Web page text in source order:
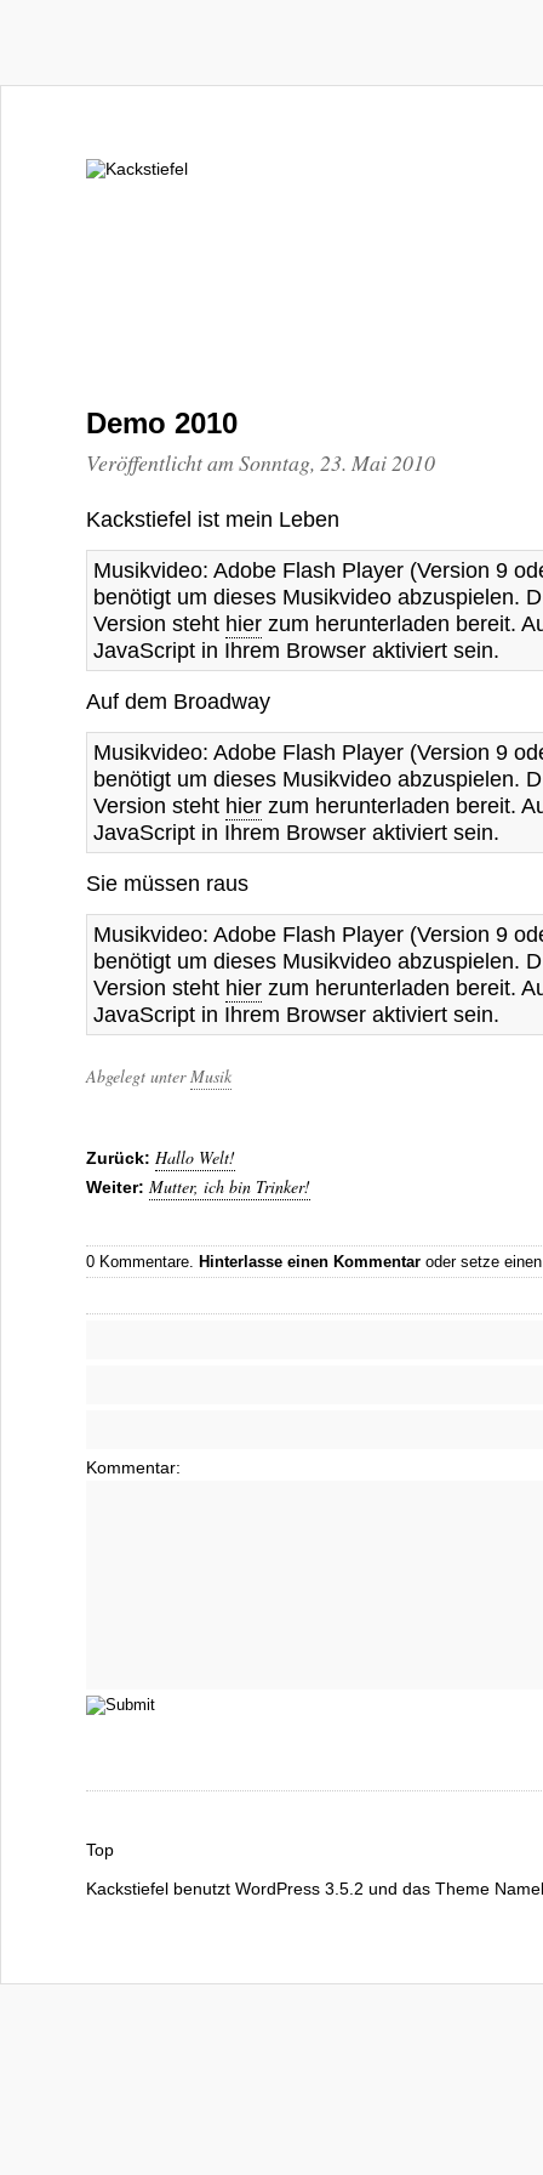
Demo 2010
Veröffentlicht am Sonntag, 23. Mai 2010
Kackstiefel ist mein Leben
Musikvideo: Adobe Flash Player (Version 9
benötigt um dieses Musikvideo abzuspielen.
Version steht hier zum herunterladen bereit.
JavaScript in Ihrem Browser aktiviert sein.
Auf dem Broadway
Musikvideo: Adobe Flash Player (Version 9
benötigt um dieses Musikvideo abzuspielen.
Version steht hier zum herunterladen bereit.
JavaScript in Ihrem Browser aktiviert sein.
Sie müssen raus
Musikvideo: Adobe Flash Player (Version 9
benötigt um dieses Musikvideo abzuspielen.
Version steht hier zum herunterladen bereit.
JavaScript in Ihrem Browser aktiviert sein.
Abgelegt unterMusik
Zurück: Hallo Welt!
Weiter: Mutter, ich bin Trinker!
0 Kommentare. Hinterlasse einen Kommentar oder setze
Kommentar:
Top
Kackstiefel benutzt WordPress 3.5.2 und das Theme